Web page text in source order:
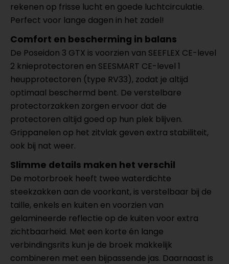
rekenen op frisse lucht en goede luchtcirculatie.
Perfect voor lange dagen in het zadel!
Comfort en bescherming in balans
De Poseidon 3 GTX is voorzien van SEEFLEX CE-level
2 knieprotectoren en SEESMART CE-level 1
heupprotectoren (type RV33), zodat je altijd
optimaal beschermd bent. De verstelbare
protectorzakken zorgen ervoor dat de
protectoren altijd goed op hun plek blijven.
Grippanelen op het zitvlak geven extra stabiliteit,
ook bij nat weer.
Slimme details maken het verschil
De motorbroek heeft twee waterdichte
steekzakken aan de voorkant, is verstelbaar bij de
taille, enkels en kuiten en voorzien van
gelamineerde reflectie op de kuiten voor extra
zichtbaarheid. Met een korte én lange
verbindingsrits kun je de broek makkelijk
combineren met een bijpassende jas. Daarnaast is